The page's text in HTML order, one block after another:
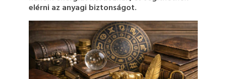
elérni az anyagi biztonságot.